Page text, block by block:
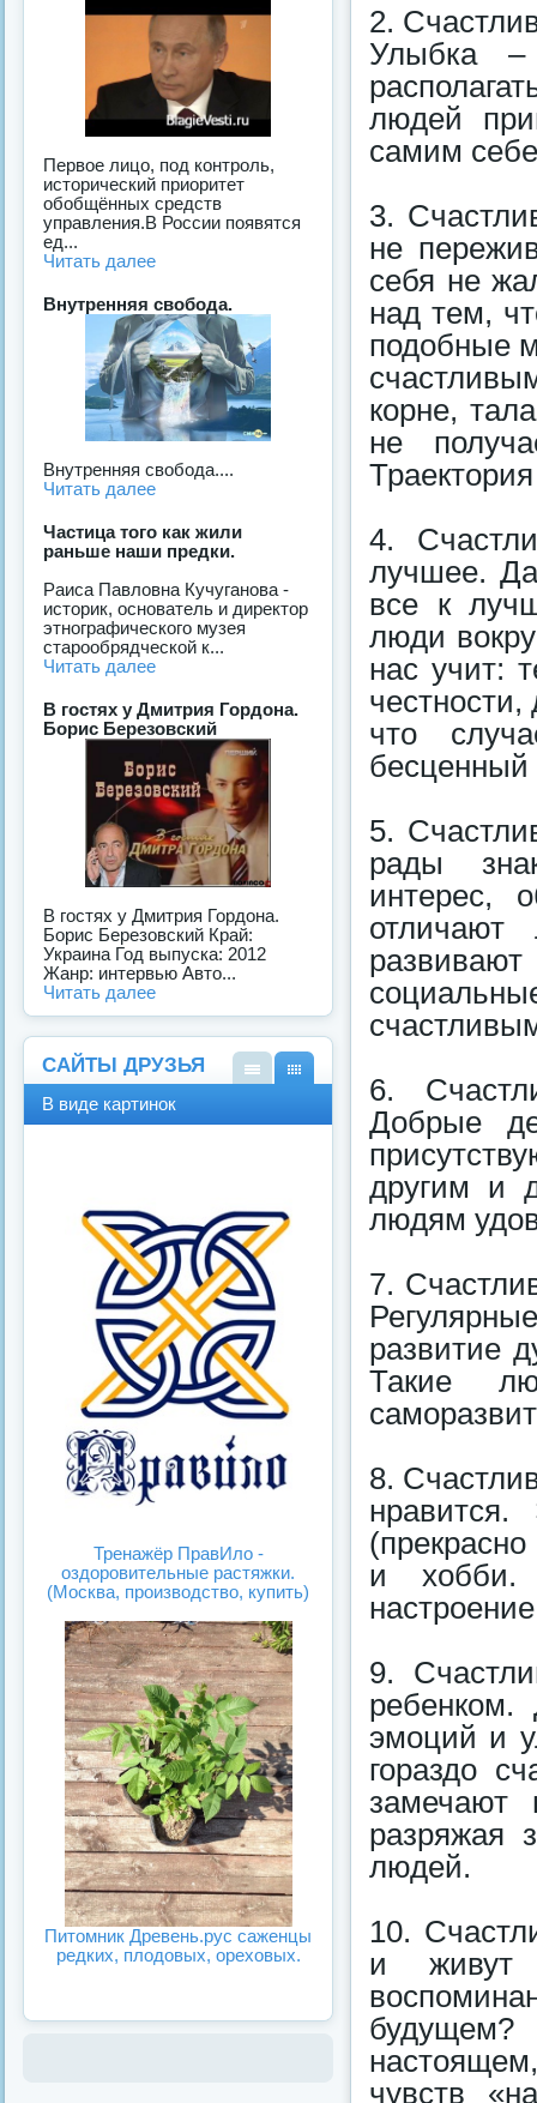
2.
Улыбка –
людей
самим
3.
не
себя не
над тем,
подобные
корне,
не
4.
лучшее.
все к
люди
нас учит:
что
бесценный
5.
рады
интерес,
отличают
6.
Добрые
другим и
людям
7.
развитие
Такие
8.
и хобби.
9.
ребенком.
эмоций и
гораздо
замечают
разряжая
людей.
10.
и живут
будущем?
чувств
Первое лицо, под контроль,
исторический приоритет
обобщённых средств
управления.В России появятся
ед...
Читать далее
Внутренняя свобода.
Внутренняя свобода....
Читать далее
Частица того как жили
раньше наши предки.
Раиса Павловна Кучуганова -
историк, основатель и директор
этнографического музея
старообрядческой к...
Читать далее
В гостях у Дмитрия Гордона.
Борис Березовский
В гостях у Дмитрия Гордона.
Борис Березовский Край:
Украина Год выпуска: 2012
Жанр: интервью Авто...
Читать далее
САЙТЫ ДРУЗЬЯ
В виде картинок
Тренажёр ПравИло -
оздоровительные растяжки.
(Москва, производство, купить)
Питомник Древень.рус саженцы
редких, плодовых, ореховых.